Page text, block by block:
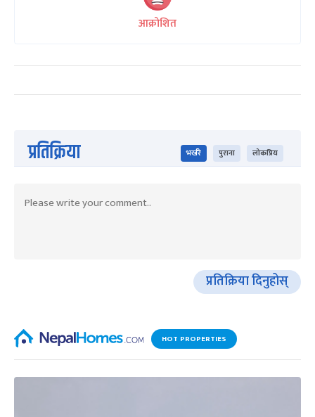
आक्रोशित
प्रतिक्रिया भर्खरै पुराना लोकप्रिय
प्रतिक्रिया दिनुहोस्
HOT PROPERTIES